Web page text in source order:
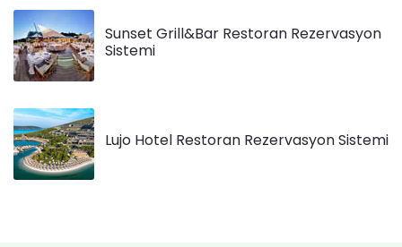
Sunset Grill&Bar Restoran Rezervasyon
Sistemi
Lujo Hotel Restoran Rezervasyon Sistemi